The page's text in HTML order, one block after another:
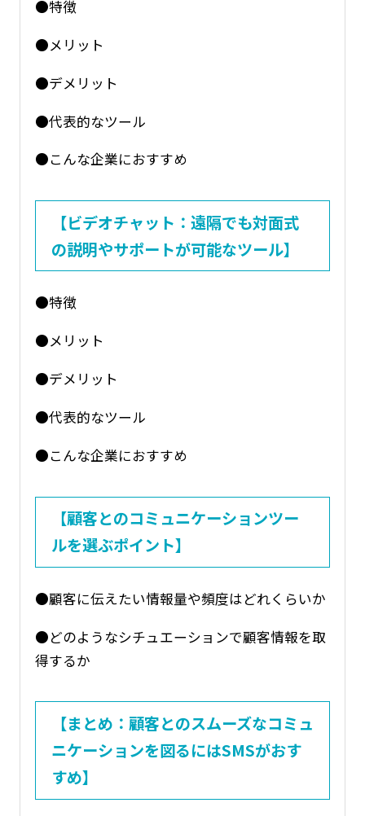
●特徴
●メリット
●デメリット
●代表的なツール
●こんな企業におすすめ
【ビデオチャット：遠隔でも対面式
の説明やサポートが可能なツール】
●特徴
●メリット
●デメリット
●代表的なツール
●こんな企業におすすめ
【顧客とのコミュニケーションツー
ルを選ぶポイント】
●顧客に伝えたい情報量や頻度はどれくらいか
●どのようなシチュエーションで顧客情報を取
得するか
【まとめ：顧客とのスムーズなコミュ
ニケーションを図るにはSMSがおす
すめ】